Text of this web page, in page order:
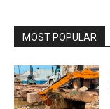
MOST POPULAR